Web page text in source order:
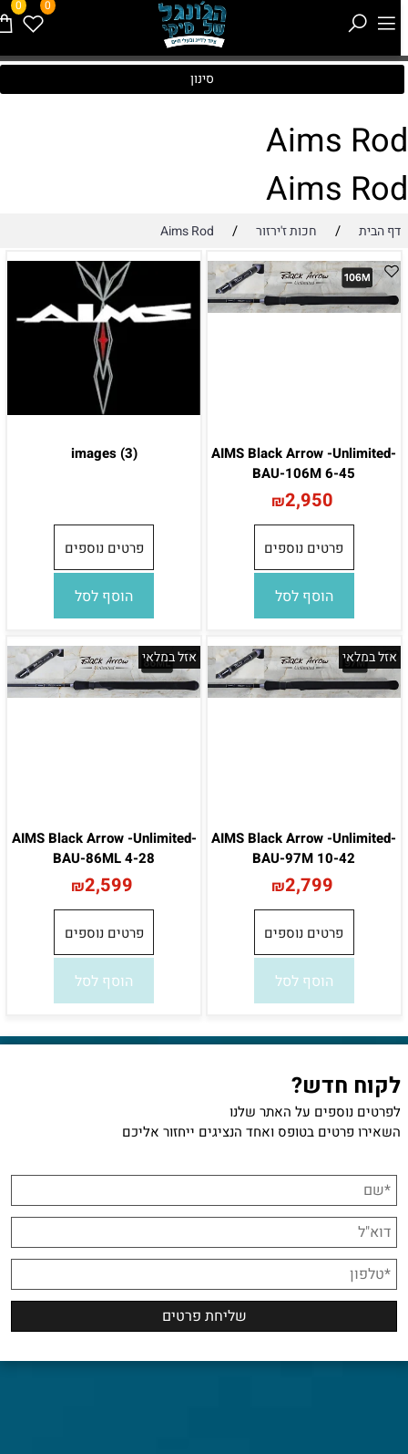
0 0
סינון
Aims
Aims
דף הבית / חכות ז'ירזור /
Aims Rod
AIMS Black Arrow -Unlimited-
BAU-106M 6-45
₪2,950
פרטים נוספים
הוסף לסל
images (3)
פרטים נוספים
הוסף לסל
אזל במלאי
AIMS Black Arrow -Unlimited-
BAU-97M 10-42
₪2,799
פרטים נוספים
הוסף לסל
אזל במלאי
AIMS Black Arrow -Unlimited-
BAU-86ML 4-28
₪2,599
פרטים נוספים
הוסף לסל
לקוח חדש?
לפרטים נוספים על האתר שלנו
השאירו פרטים בטופס ואחד הנציגים ייחזור אליכם